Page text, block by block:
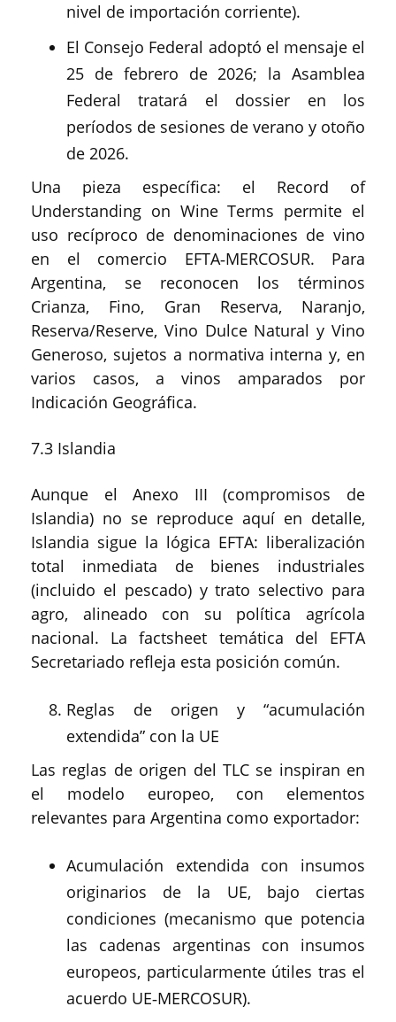
nivel de importación corriente).
El Consejo Federal adoptó el mensaje el
25 de febrero de 2026; la Asamblea
Federal tratará el dossier en los
períodos de sesiones de verano y otoño
de 2026.
Una pieza específica: el Record of
Understanding on Wine Terms permite el
uso recíproco de denominaciones de vino
en el comercio EFTA‑MERCOSUR. Para
Argentina, se reconocen los términos
Crianza, Fino, Gran Reserva, Naranjo,
Reserva/Reserve, Vino Dulce Natural y Vino
Generoso, sujetos a normativa interna y, en
varios casos, a vinos amparados por
Indicación Geográfica.
7.3 Islandia
Aunque el Anexo III (compromisos de
Islandia) no se reproduce aquí en detalle,
Islandia sigue la lógica EFTA: liberalización
total inmediata de bienes industriales
(incluido el pescado) y trato selectivo para
agro, alineado con su política agrícola
nacional. La factsheet temática del EFTA
Secretariado refleja esta posición común.
Reglas de origen y “acumulación
extendida” con la UE
Las reglas de origen del TLC se inspiran en
el modelo europeo, con elementos
relevantes para Argentina como exportador:
Acumulación extendida con insumos
originarios de la UE, bajo ciertas
condiciones (mecanismo que potencia
las cadenas argentinas con insumos
europeos, particularmente útiles tras el
acuerdo UE‑MERCOSUR).